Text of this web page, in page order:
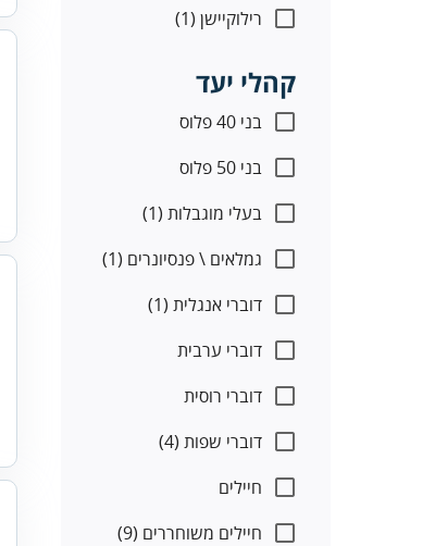
רילוקיישן (1)
קהלי יעד
בני 40 פלוס
בני 50 פלוס
בעלי מוגבלות (1)
גמלאים \ פנסיונרים (1)
דוברי אנגלית (1)
דוברי ערבית
דוברי רוסית
דוברי שפות (4)
חיילים
חיילים משוחררים (9)